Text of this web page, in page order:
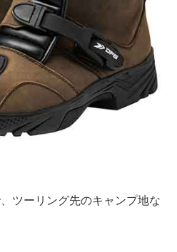
ツーリング先のキャンプ地な